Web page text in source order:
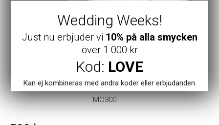
Mockberg
Mockberg Infinity Gold
Armband
MO300
Wedding Weeks!
Just nu erbjuder vi 10% på alla smycken
över 1 000 kr
Kod: LOVE
Kan ej kombineras med andra koder eller erbjudanden.